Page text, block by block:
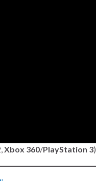
Xbox 360/PlayStation 3)